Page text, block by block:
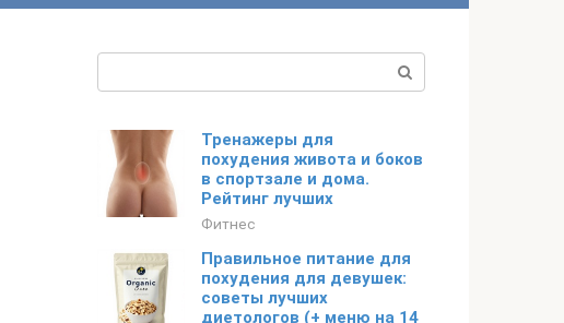
Тренажеры для
похудения живота и боков
в спортзале и дома.
Рейтинг лучших
Фитнес
Правильное питание для
похудения для девушек:
советы лучших
диетологов (+ меню на 14